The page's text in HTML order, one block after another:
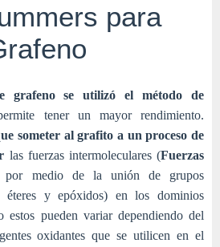
para
grafeno se utilizó el método de
tener un mayor rendimiento.
someter al grafito a un proceso de
las fuerzas intermoleculares (Fuerzas
por medio de la unión de grupos
éteres y epóxidos) en los dominios
estos pueden variar dependiendo del
oxidantes que se utilicen en el